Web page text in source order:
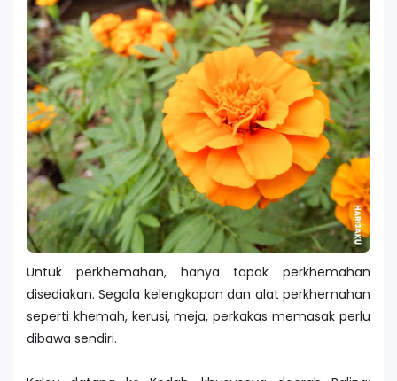
Untuk perkhemahan, hanya tapak perkhemahan
disediakan. Segala kelengkapan dan alat perkhemahan
seperti khemah, kerusi, meja, perkakas memasak perlu
dibawa sendiri.